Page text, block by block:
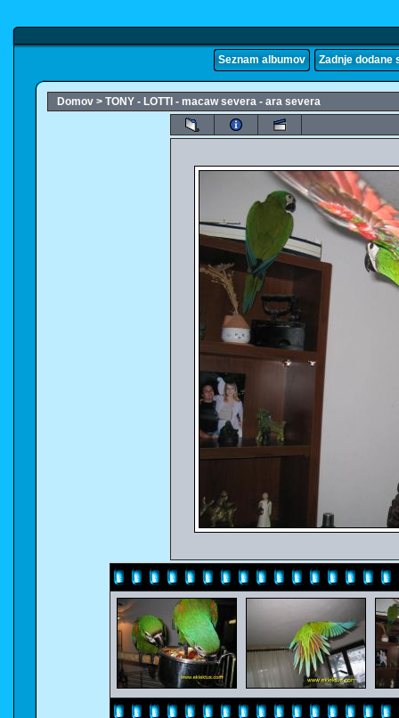
Seznam albumov Zadnje dodane
Domov > TONY - LOTTI - macaw severa - ara severa